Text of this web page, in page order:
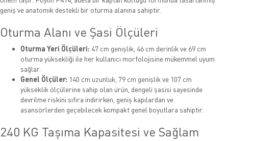
geniş ve anatomik destekli bir oturma alanına sahiptir.
Oturma Alanı ve Şasi Ölçüleri
Oturma Yeri Ölçüleri: 47 cm genişlik, 46 cm derinlik ve 69 cm
oturma yüksekliği ile her kullanıcı morfolojisine mükemmel uyum
sağlar.
Genel Ölçüler: 140 cm uzunluk, 79 cm genişlik ve 107 cm
yükseklik ölçülerine sahip olan ürün, dengeli şasisi sayesinde
devrilme riskini sıfıra indirirken, geniş kapılardan ve
asansörlerden geçebilecek kompakt genel boyutlara sahiptir.
240 KG Taşıma Kapasitesi ve Sağlam